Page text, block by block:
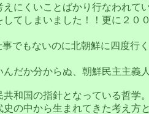
にくいことばかり行なわれ
てしまいました！！更に２
でもないのに北朝鮮に四度
だか分からぬ、朝鮮民主主義
和国の指針となっている哲
の中から生まれてきた考え